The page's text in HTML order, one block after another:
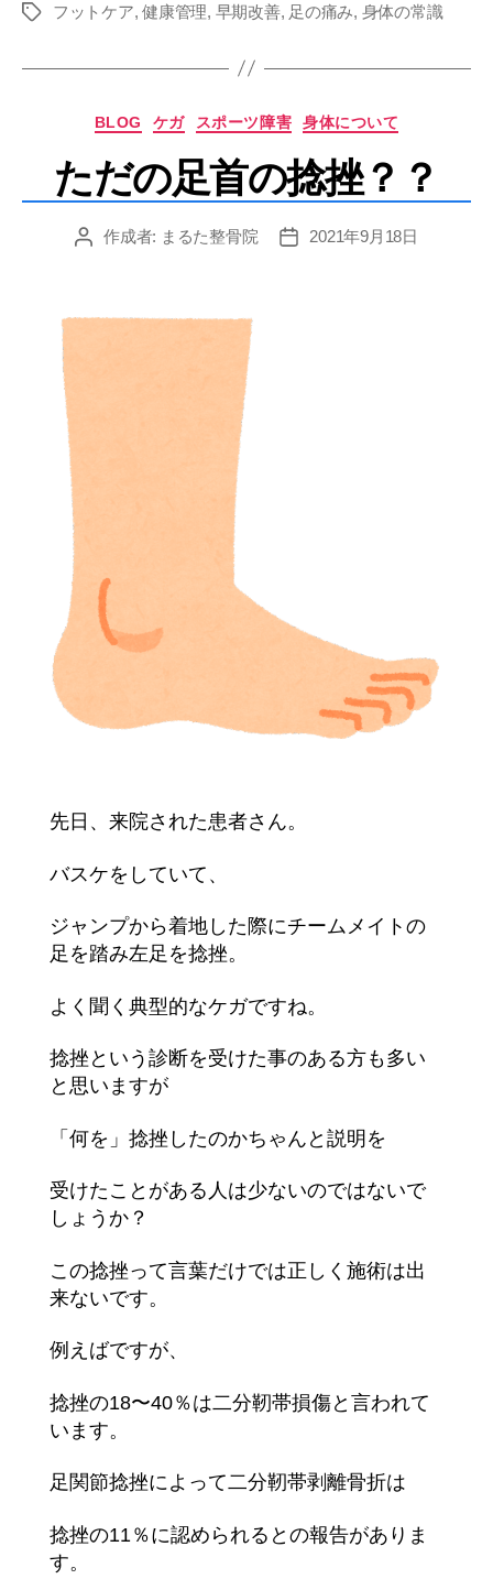
タ
フットケア,健康管理, 早期改善, 足の痛み, 身体の常識
カ
ゴ
リ
BLOG ケガ スポーツ障害 身体について
ただの足首の捻挫？？
投 作成者: まるた整骨院
投
2021年9月18日
先日、来院された患者さん。
バスケをしていて、
ジャンプから着地した際にチームメイ トの
足を踏み左足を捻挫。
よく聞く典型的なケガですね。
捻挫という診断を受けた事のある方も多い
と思いますが
「何を」捻挫したのかちゃんと説明を
受けたことがある人は少ないのではないで
しょうか？
この捻挫って言葉だけでは正しく施術は出
来ないです。
例えばですが、
捻挫の18〜40％は二分靭帯損傷と言われて
います。
足関節捻挫によって二分靭帯剥離骨折は
捻挫の11％に認め られるとの報告がありま
す。